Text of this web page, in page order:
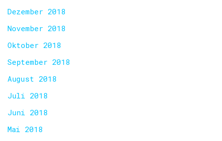
Dezember 2018
November 2018
Oktober 2018
September 2018
August 2018
Juli 2018
Juni 2018
Mai 2018